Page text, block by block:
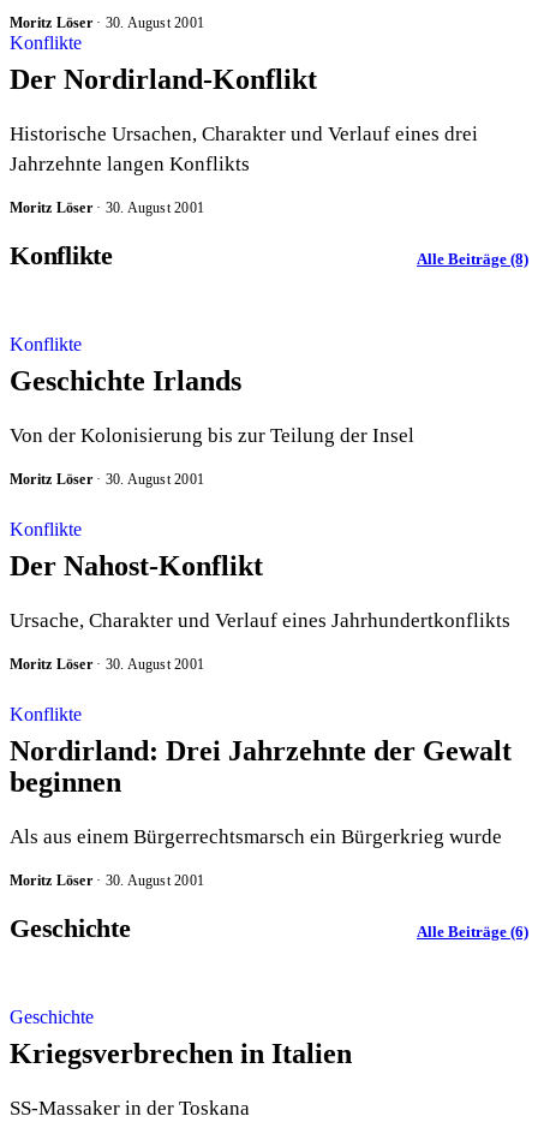
Moritz Löser · 30. August 2001
Konflikte
Der Nordirland-Konflikt
Historische Ursachen, Charakter und Verlauf eines drei
Jahrzehnte langen Konflikts
Moritz Löser · 30. August 2001
Konflikte Alle Beiträge (8)
Konflikte
Geschichte Irlands
Von der Kolonisierung bis zur Teilung der Insel
Moritz Löser · 30. August 2001
Konflikte
Der Nahost-Konflikt
Ursache, Charakter und Verlauf eines Jahrhundertkonflikts
Moritz Löser · 30. August 2001
Konflikte
Nordirland: Drei Jahrzehnte der Gewalt
beginnen
Als aus einem Bürgerrechtsmarsch ein Bürgerkrieg wurde
Moritz Löser · 30. August 2001
Geschichte Alle Beiträge (6)
Geschichte
Kriegsverbrechen in Italien
SS-Massaker in der Toskana